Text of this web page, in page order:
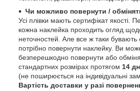
Чи можливо повернути /
Усі плівки мають сертифікат якості.
кожна наклейка проходить огляд
неточностей. Але все ж таки бувають
потрібно повернути наклейку. Ви
безперешкодно повернути або
стандартних розмірах протягом 14
(не поширюється на індивідуальні
Вартість доставки у разі